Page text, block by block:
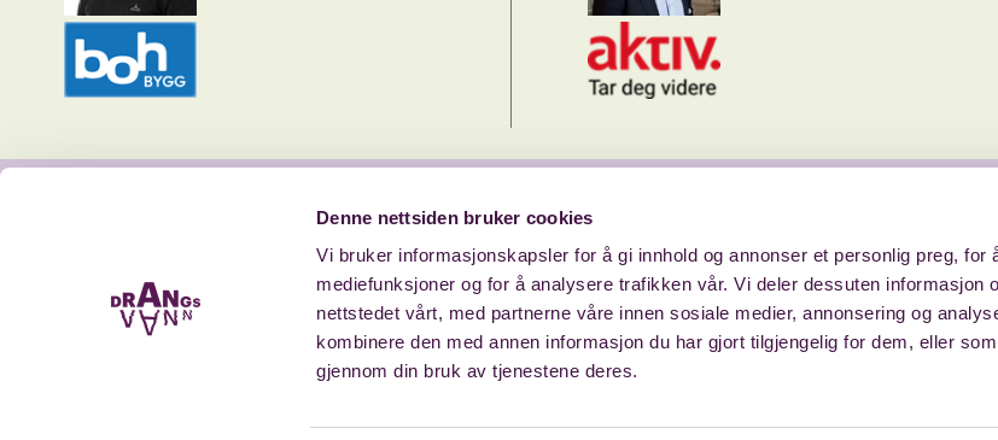
Denne nettsiden bruker cookies
Vi bruker informasjonskapsler for å gi innhold og annonser et personlig preg, for
mediefunksjoner og for å analysere trafikken vår. Vi deler dessuten informasjon
nettstedet vårt, med partnerne våre innen sosiale medier, annonsering og
kombinere den med annen informasjon du har gjort tilgjengelig for dem, eller
gjennom din bruk av tjenestene deres.
Meld din interesse